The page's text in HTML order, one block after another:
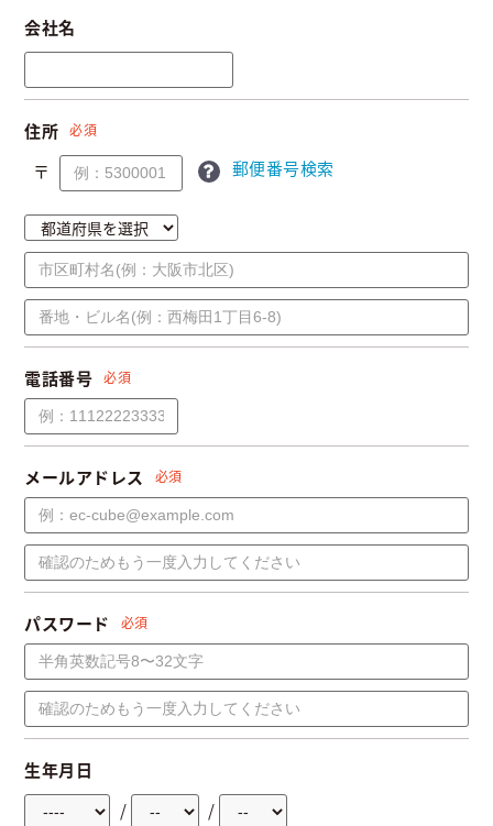
会社名
住所 必須
〒 郵便番号検索
電話番号 必須
メールアドレス 必須
パスワード 必須
生年月日
/
/